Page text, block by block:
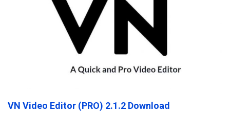
VN Video Editor (PRO) 2.1.2 Download